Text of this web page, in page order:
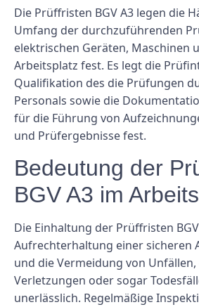
Die Prüffristen BGV A3 legen die
Umfang der durchzuführenden
elektrischen Geräten, Maschinen
Arbeitsplatz fest. Es legt die
Qualifikation des die Prüfungen
Personals sowie die
für die Führung von
und Prüfergebnisse fest.
Bedeutung der
BGV A3 im
Die Einhaltung der Prüffristen
Aufrechterhaltung einer sicheren
und die Vermeidung von Unfällen,
Verletzungen oder sogar
unerlässlich. Regelmäßige